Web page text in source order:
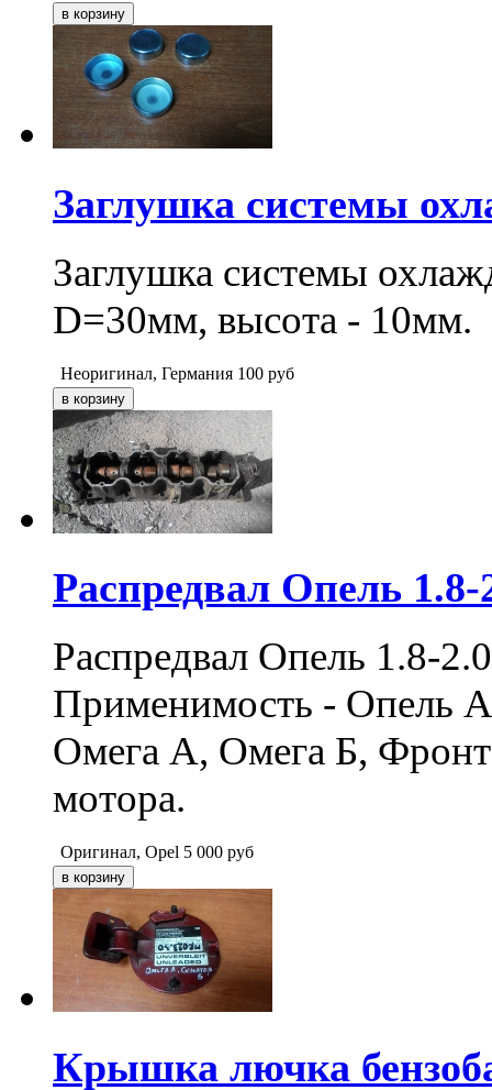
Заглушка системы
Заглушка системы
D=30мм, высота - 10мм.
Неоригинал, Германия 100 руб
Распредвал Опель 1.8-
Распредвал Опель 1.8-
Применимость - Опель
Омега А, Омега Б,
мотора.
Оригинал, Opel 5 000 руб
Крышка лючка